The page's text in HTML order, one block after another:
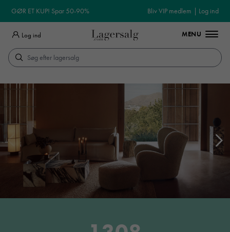
GØR ET KUP! Spar 50-90% Bliv VIP medlem | Log ind
Log ind MENU
Søg